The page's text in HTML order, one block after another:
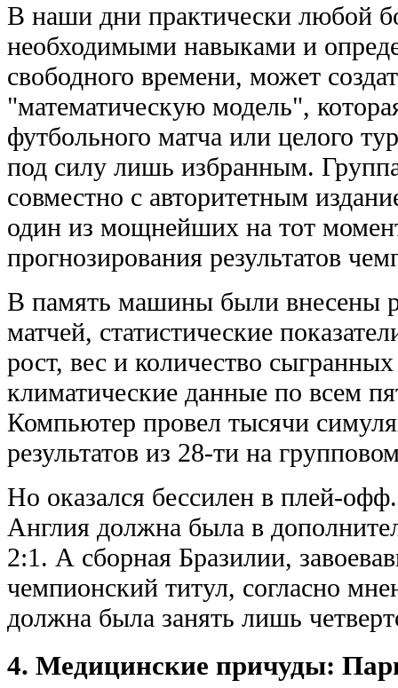
В наши дни практически любой
необходимыми навыками и
свободного времени, может
"математическую модель",
футбольного матча или целого
под силу лишь избранным.
совместно с авторитетным
один из мощнейших на тот
прогнозирования результатов
В память машины были внесены
матчей, статистические
рост, вес и количество
климатические данные по всем
Компьютер провел тысячи
результатов из 28-ти на
Но оказался бессилен в плей-
Англия должна была в
2:1. А сборная Бразилии,
чемпионский титул, согласно
должна была занять лишь
4. Медицинские причуды: